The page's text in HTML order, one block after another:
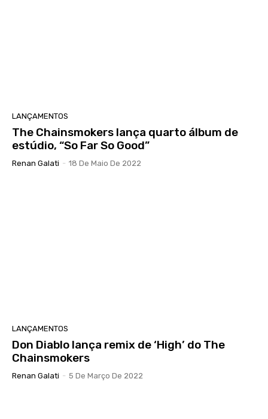
LANÇAMENTOS
The Chainsmokers lança quarto álbum de
estúdio, “So Far So Good”
Renan Galati - 18 De Maio De 2022
LANÇAMENTOS
Don Diablo lança remix de ‘High’ do The
Chainsmokers
Renan Galati - 5 De Março De 2022